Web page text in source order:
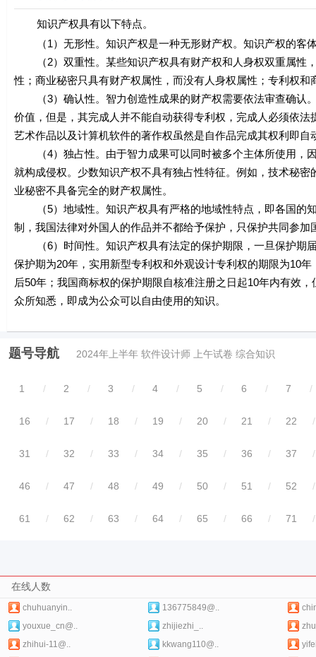
知识产权具有以下特点。
（1）无形性。知识产权是一种无形财产权。知识产权的客
（2）双重性。某些知识产权具有财产权和人身权双重属性
性；商业秘密只具有财产权属性，而没有人身权属性；专利权和
（3）确认性。智力创造性成果的财产权需要依法审查确认
价值，但是，其完成人并不能自动获得专利权，完成人必须依
艺术作品以及计算机软件的著作权虽然是自作品完成其权利即
（4）独占性。由于智力成果可以同时被多个主体所使用，
就构成侵权。少数知识产权不具有独占性特征。例如，技术秘
业秘密不具备完全的财产权属性。
（5）地域性。知识产权具有严格的地域性特点，即各国的
制，我国法律对外国人的作品并不都给予保护，只保护共同参加
（6）时间性。知识产权具有法定的保护期限，一旦保护期
保护期为20年，实用新型专利权和外观设计专利权的期限为10
后50年；我国商标权的保护期限自核准注册之日起10年内有效
众所知悉，即成为公众可以自由使用的知识。
题号导航 2024年上半年 软件设计师 上午试卷 综合知识
1 / 2 / 3 / 4 / 5 / 6 / 7 /
16 / 17 / 18 / 19 / 20 / 21 / 22 /
31 / 32 / 33 / 34 / 35 / 36 / 37 /
46 / 47 / 48 / 49 / 50 / 51 / 52 /
61 / 62 / 63 / 64 / 65 / 66 / 71 /
在线人数
chuhuanyin.. 136775849@..
youxue_cn@..
zhijiezhi_..
zhihui-11@..
kkwang110@..